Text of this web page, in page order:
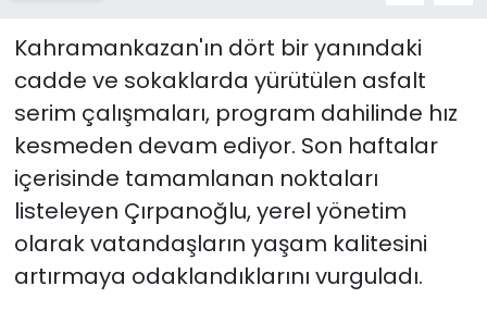
Kahramankazan'ın dört bir yanındaki
cadde ve sokaklarda yürütülen asfalt
serim çalışmaları, program dahilinde hız
kesmeden devam ediyor. Son haftalar
içerisinde tamamlanan noktaları
listeleyen Çırpanoğlu, yerel yönetim
olarak vatandaşların yaşam kalitesini
artırmaya odaklandıklarını vurguladı.